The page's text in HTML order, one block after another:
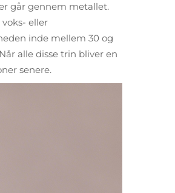
går gennem metallet.
eller
inde mellem 30 og
alle disse trin bliver en
senere.